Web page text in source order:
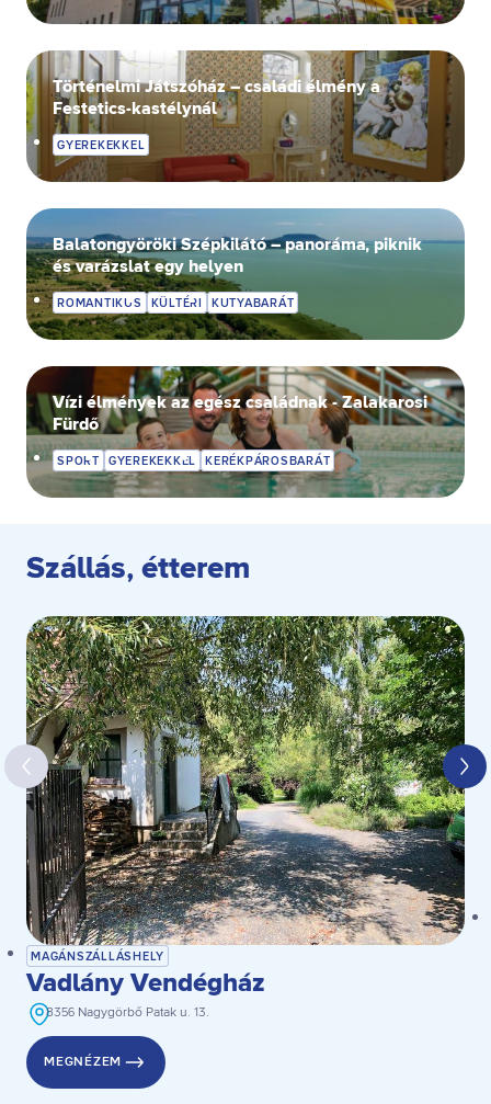
Történelmi Játszóház – családi élmény a
Festetics-kastélynál
GYEREKEKKEL
Balatongyöröki Szépkilátó – panoráma, piknik
és varázslat egy helyen
ROMANTIKUS KÜLTÉRI KUTYABARÁT
Vízi élmények az egész családnak - Zalakarosi
Fürdő
SPORT GYEREKEKKEL KERÉKPÁROSBARÁT
Szállás, étterem
MAGÁNSZÁLLÁSHELY
Vadlány Vendégház
8356 Nagygörbő Patak u. 13.
MEGNÉZEM